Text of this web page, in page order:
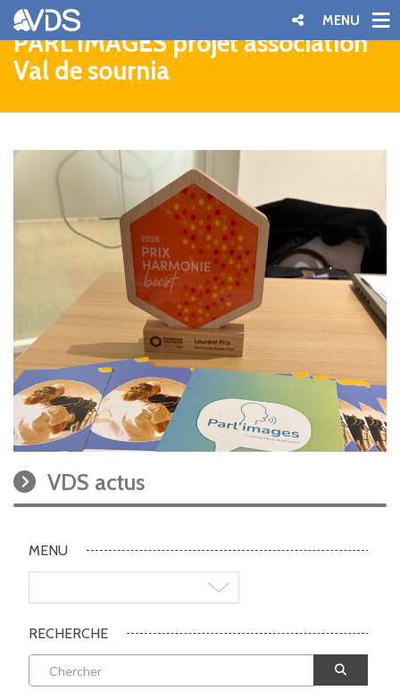
MENU
PARL’IMAGES projet association
Val de sournia
VDS actus
MENU
RECHERCHE